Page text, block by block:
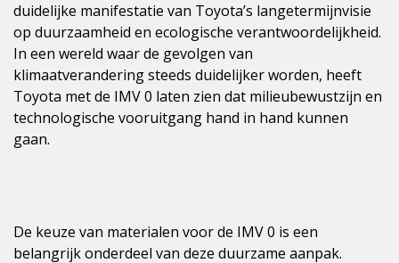
duidelijke manifestatie van Toyota’s langetermijnvisie
op duurzaamheid en ecologische verantwoordelijkheid.
In een wereld waar de gevolgen van
klimaatverandering steeds duidelijker worden, heeft
Toyota met de IMV 0 laten zien dat milieubewustzijn en
technologische vooruitgang hand in hand kunnen
gaan.
De keuze van materialen voor de IMV 0 is een
belangrijk onderdeel van deze duurzame aanpak.